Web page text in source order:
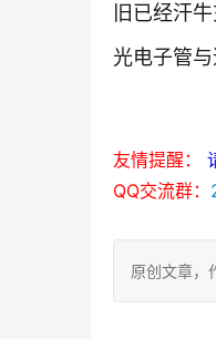
旧已经汗
光电子管
友情提醒：
QQ交流群：
原创文章